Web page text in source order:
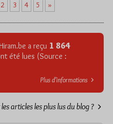
2 3 4 5 »
a reçu 1 864
été lues (Source :
Plus d’informations
articles les plus lus du blog ?